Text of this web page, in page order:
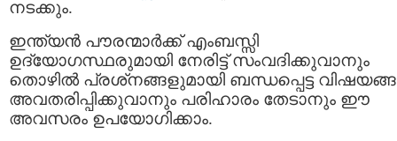
നടക്കും.
ഇന്ത്യന്‍ പൗരന്മാര്‍ക്ക് എംബസ്സി
ഉദ്യോഗസ്ഥരുമായി നേരിട്ട് സംവദിക്കുവാനും
തൊഴില്‍ പ്രശ്‌നങ്ങളുമായി ബന്ധപ്പെട്ട
അവതരിപ്പിക്കുവാനും പരിഹാരം തേടാനും ഈ
അവസരം ഉപയോഗിക്കാം.